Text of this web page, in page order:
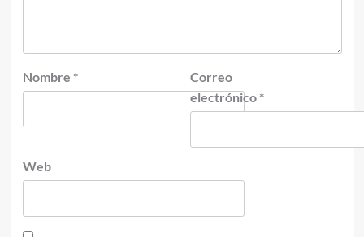
Nombre *
Correo
electrónico *
Web